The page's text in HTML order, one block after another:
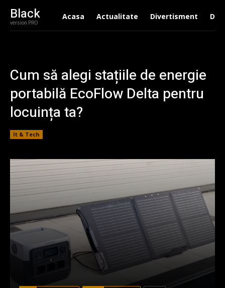
Black
version PRO
Acasa Actualitate Divertisment
Cum să alegi stațiile de energie
portabilă EcoFlow Delta pentru
locuința ta?
It & Tech